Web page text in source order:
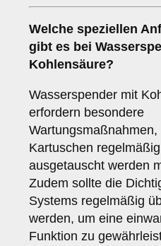
Welche speziellen
gibt es bei
Kohlensäure?
Wasserspender mit
erfordern besondere
Kartuschen
ausgetauscht werden
Zudem sollte die
Systems regelmäßig
werden, um eine
Funktion zu